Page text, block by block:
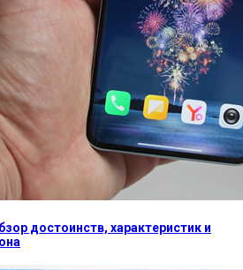
достоинств, характеристик и